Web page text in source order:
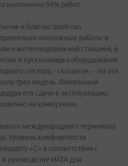
выполнено 98% работ.
и благоустройство
монтажные работы в
и железнодорожной станцией, в
и пусконаладка оборудования
сектора, - сказал он. – На эти
трех недель. Финальным
его сдачи в эксплуатацию,
на конец июня.
международного терминала
Уровень комфортности
«С» в соответствии с
руководстве ИАТА для